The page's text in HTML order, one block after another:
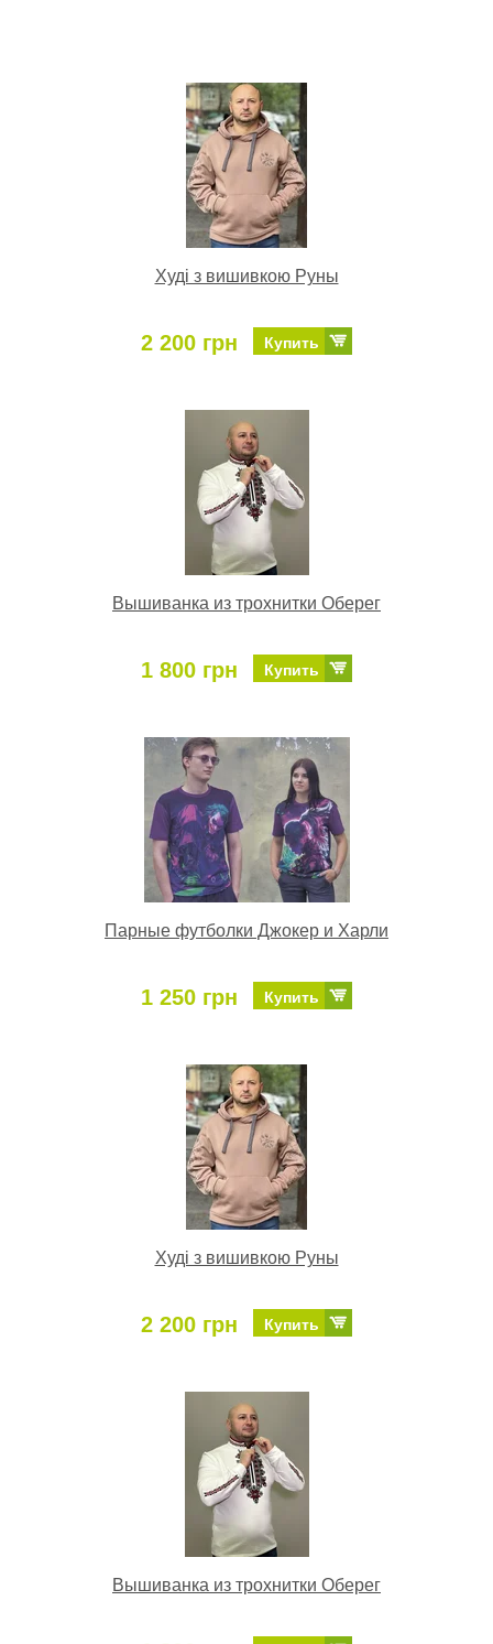
Худі з вишивкою Руны
2 200 грн Купить
Вышиванка из трохнитки Оберег
1 800 грн Купить
Парные футболки Джокер и Харли
1 250 грн Купить
Худі з вишивкою Руны
2 200 грн Купить
Вышиванка из трохнитки Оберег